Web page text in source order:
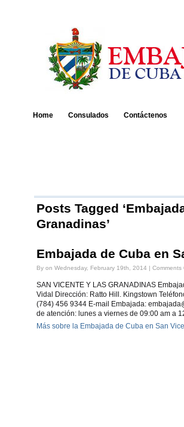
Home Consulados Contáctenos
Posts Tagged
Granadinas’
Embajada de Cuba en
By on Wednesday, February 19th, 2014 | Comments
SAN VICENTE Y LAS GRANADINAS
Vidal Dirección: Ratto Hill. Kingstown
(784) 456 9344 E-mail Embajada:
de atención: lunes a viernes de 09:00 am a
Más sobre la Embajada de Cuba en San